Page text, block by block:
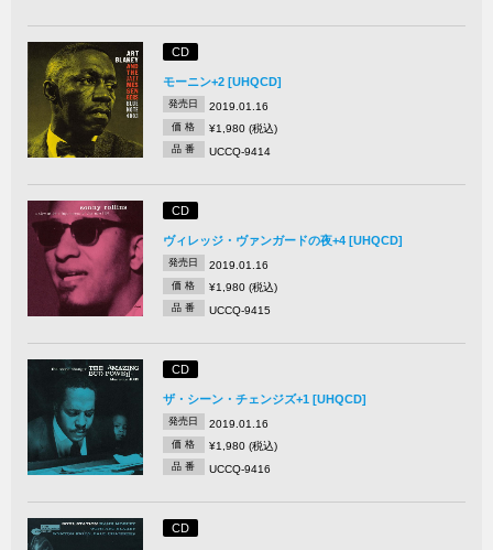
CD
モーニン+2 [UHQCD]
発売日 2019.01.16
価 格 ¥1,980 (税込)
品 番 UCCQ-9414
CD
ヴィレッジ・ヴァンガードの夜+4 [UHQCD]
発売日 2019.01.16
価 格 ¥1,980 (税込)
品 番 UCCQ-9415
CD
ザ・シーン・チェンジズ+1 [UHQCD]
発売日 2019.01.16
価 格 ¥1,980 (税込)
品 番 UCCQ-9416
CD